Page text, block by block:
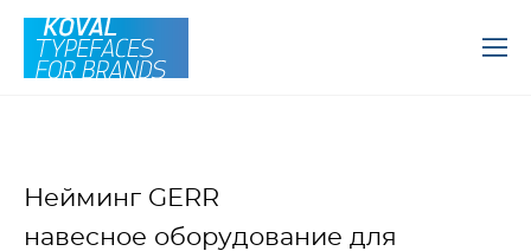
Нейминг GERR
навесное оборудование для